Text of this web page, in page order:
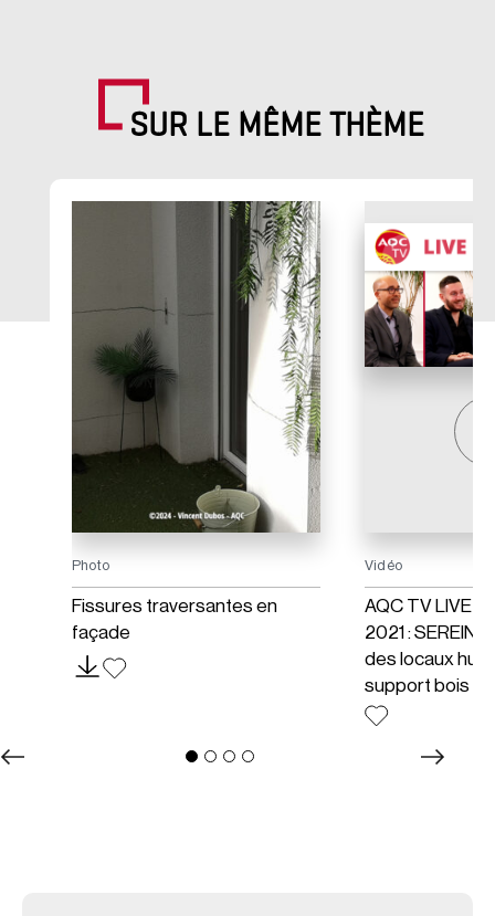
SUR LE MÊME THÈME
Photo
Fissures traversantes en
façade
Vidéo
AQC TV LIVE –
2021 :
des locaux
support bois